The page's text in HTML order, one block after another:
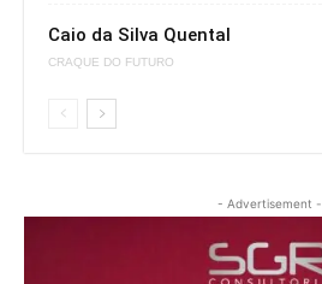
Caio da Silva Quental
CRAQUE DO FUTURO
- Advertisement -